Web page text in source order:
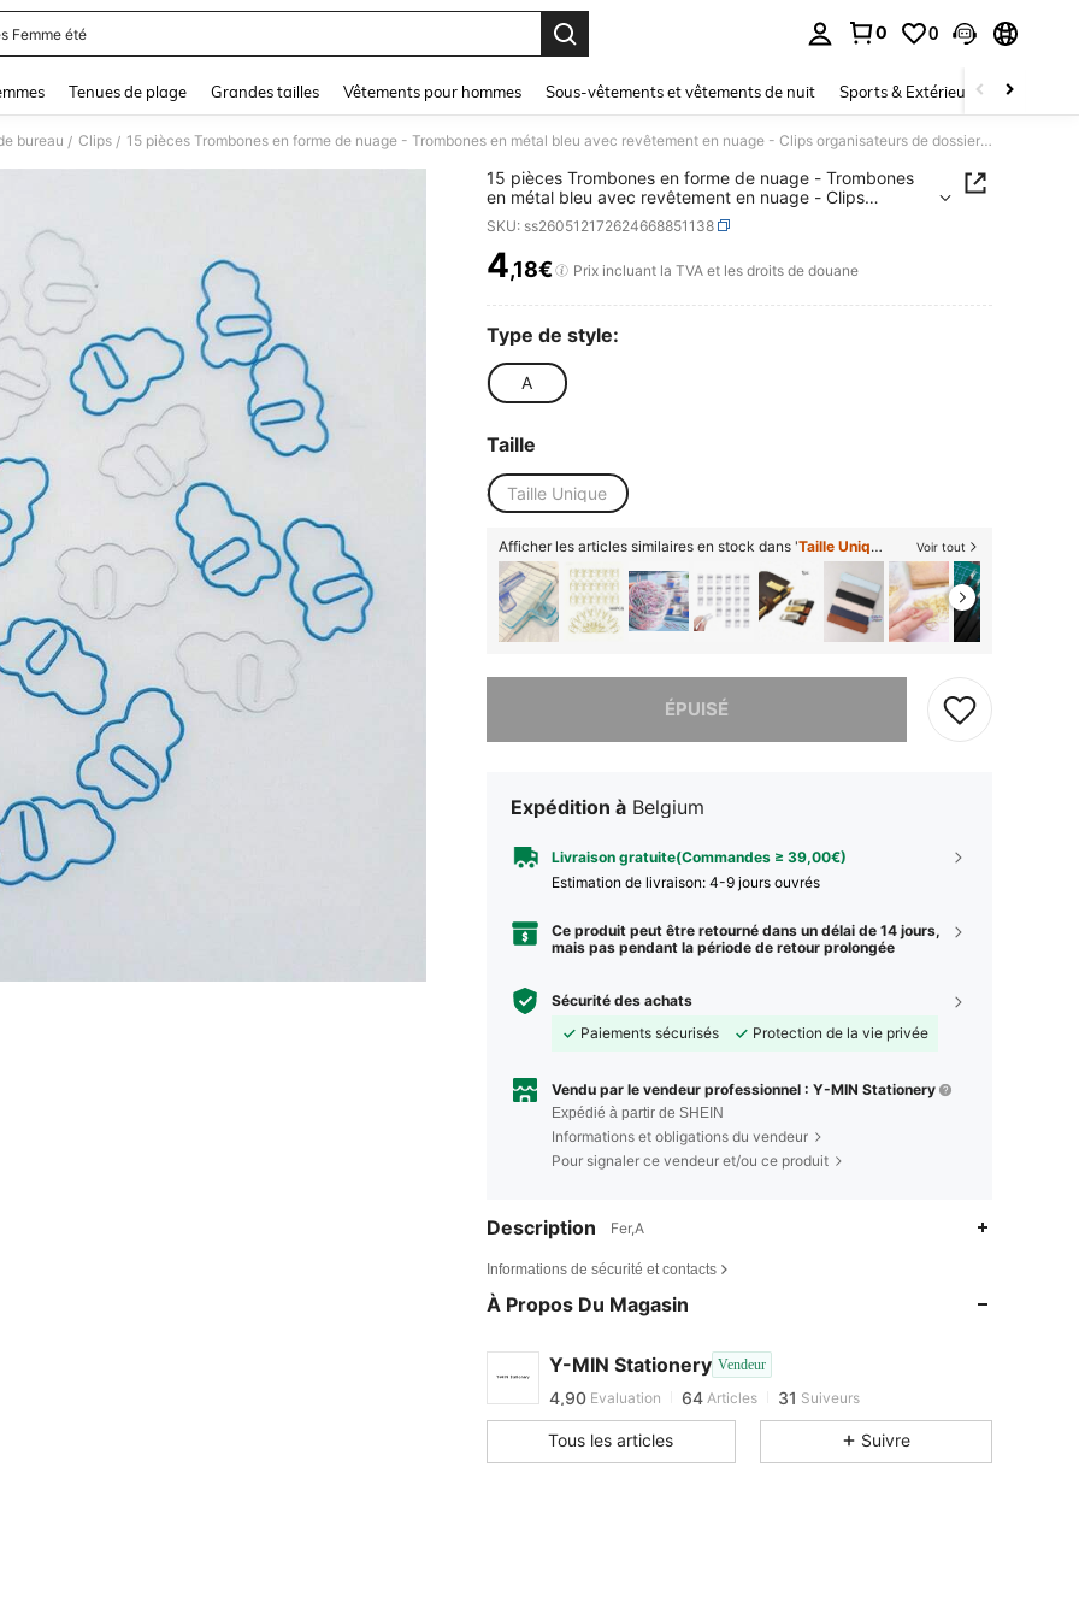
Femme été
0 0
Tenues de plage Grandes tailles Vêtements pour hommes Sous-vêtements et vêtements de nuit Sports & Extérieur Enfants
bureau / Clips / 15 pièces Trombones en forme de nuage - Trombones en métal bleu avec revêtement en nuage - Clips organisateurs de dossiers de bureau - Trombones de papeterie mignons pour étudiants
15 pièces Trombones en forme de nuage - Trombones
en métal bleu avec revêtement en nuage - Clips
organisateurs de dossiers de bureau - Trombones de
papeterie mignons pour étudiants
SKU: ss260512172624668851138
PRICE AND AVAILABILITY
4,18€ Prix incluant la TVA et les droits de douane
Type de style:
A
Taille
Taille Unique
Afficher les articles similaires en stock dans 'Taille Unique Voir tout
ÉPUISÉ
Désolés, ce produit est épuisé.
Expédition à Belgium
Livraison gratuite(Commandes ≥ 39,00€)
Estimation de livraison: 4-9 jours ouvrés
Ce produit peut être retourné dans un délai de 14 jours,
mais pas pendant la période de retour prolongée
Sécurité des achats
Paiements sécurisés
Protection de la vie privée
Vendu par le vendeur professionnel : Y-MIN Stationery
Expédié à partir de SHEIN
Informations et obligations du vendeur
Pour signaler ce vendeur et/ou ce produit
Description Fer,A
Informations de sécurité et contacts
À Propos Du Magasin
Y-MIN Stationery Vendeur
4,90 Evaluation 64 Articles 31 Suiveurs
Tous les articles Suivre